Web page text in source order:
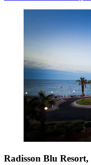
Radisson Blu